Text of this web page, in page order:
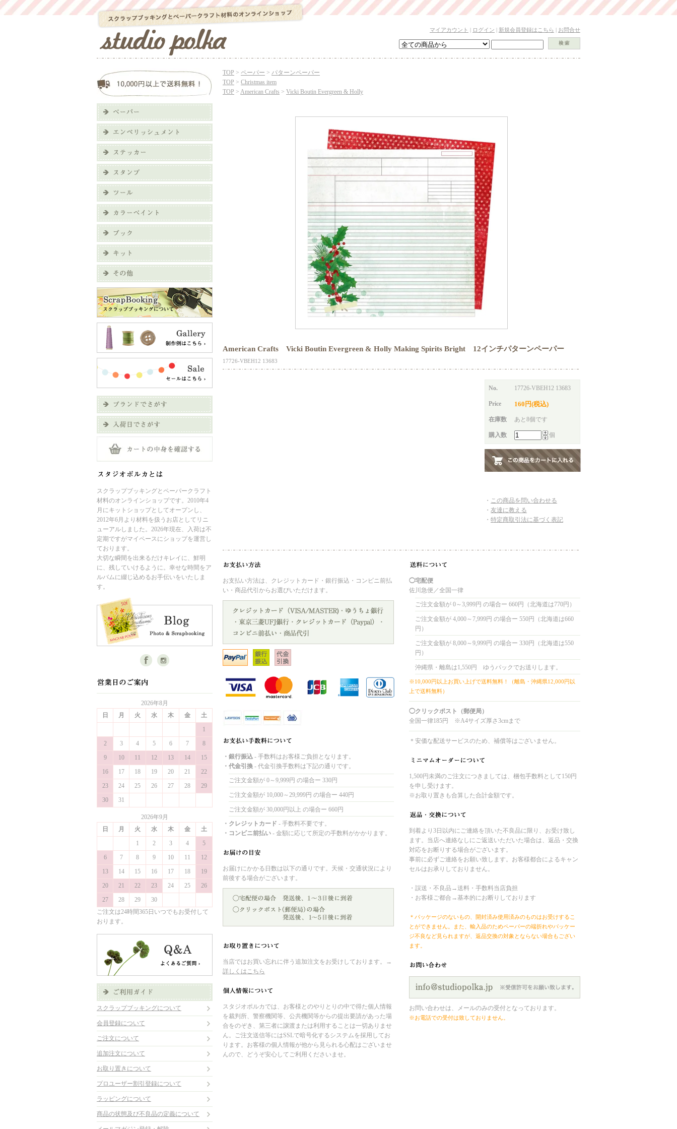
マイアカウント | ログイン | 新規会員登録はこちら | お問合せ
スクラップブッキングとペーパークラフト
材料のオンラインショップです。2010年4
月にキットショップとしてオープンし、
2012年6月より材料を扱うお店としてリニ
ューアルしました。2026年現在、入荷は不
定期ですがマイペースにショップを運営し
ております。
大切な瞬間を出来るだけキレイに、鮮明
に、残していけるように。幸せな時間をア
ルバムに綴じ込めるお手伝いをいたしま
す。
2026年8月
日
月 火 水 木 金
土
1
2
3 4 5 6 7
8
9
10 11 12 13 14
15
16
17 18 19 20 21
22
23
24 25 26 27 28
29
30
31
2026年9月
日
月 火 水 木 金
土
1
2 3 4
5
6
7 8 9 10 11
12
13
14 15 16 17 18
19
20
21 22 23 24 25
26
27
28 29
30
ご注文は24時間365日いつでもお受付して
おります。
スクラップブッキングについて
会員登録について
ご注文について
追加注文について
お取り置きについて
プロユーザー割引登録について
ラッピングについて
商品の状態及び不良品の定義について
TOP > ペーパー > パターンペーパー
TOP > Christmas item
TOP > American Crafts > Vicki Boutin Evergreen & Holly
American Crafts Vicki Boutin Evergreen & Holly Making Spirits Bright 12インチパターンペーパー
17726-VBEH12 13683
No. 17726-VBEH12 13683
Price 160円(税込)
在庫数 あと8個です
購入数 個
・ この商品を問い合わせる
・ 友達に教える
・ 特定商取引法に基づく表記
お支払い方法は、クレジットカード・銀行振込・コンビニ前払
い・商品代引からお選びいただけます。
・銀行振込 - 手数料はお客様ご負担となります。
・代金引換 - 代金引換手数料は下記の通りです。
ご注文金額が 0～9,999円 の場合ー 330円
ご注文金額が 10,000～29,999円 の場合ー 440円
ご注文金額が 30,000円以上 の場合ー 660円
・クレジットカード - 手数料不要です。
・コンビニ前払い - 金額に応じて所定の手数料がかかります。
お届けにかかる日数は以下の通りです。天候・交通状況により
前後する場合がございます。
当店ではお買い忘れに伴う追加注文をお受けしております。→
詳しくはこちら
スタジオポルカでは、お客様とのやりとりの中で得た個人情報
を裁判所、警察機関等、公共機関等からの提出要請があった場
合をのぞき、第三者に譲渡または利用することは一切ありませ
ん。ご注文送信等にはSSLで暗号化するシステムを採用してお
ります。お客様の個人情報が他から見られる心配はございませ
んので、どうぞ安心してご利用くださいませ。
◯宅配便
佐川急便／全国一律
ご注文金額が 0～3,999円 の場合ー 660円（北海道は770円）
ご注文金額が 4,000～7,999円 の場合ー 550円（北海道は660
円）
ご注文金額が 8,000～9,999円 の場合ー 330円（北海道は550
円）
沖縄県・離島は1,550円 ゆうパックでお送りします。
※10,000円以上お買い上げで送料無料！（離島・沖縄県12,000円以
上で送料無料）
◯クリックポスト（郵便局）
全国一律185円 ※A4サイズ厚さ3cmまで
＊安価な配送サービスのため、補償等はございません。
1,500円未満のご注文につきましては、梱包手数料として150円
を申し受けます。
※お取り置きも合算した合計金額です。
到着より3日以内にご連絡を頂いた不良品に限り、お受け致し
ます。当店へ連絡なしにご返送いただいた場合は、返品・交換
対応をお断りする場合がございます。
事前に必ずご連絡をお願い致します。お客様都合によるキャン
セルはお承りしておりません。
・誤送・不良品→送料・手数料当店負担
・お客様ご都合→基本的にお断りしております
＊パッケージのないもの、開封済み使用済みのものはお受けするこ
とができません。また、輸入品のためペーパーの端折れやパッケー
ジ不良など見られますが、返品交換の対象とならない場合もござい
ます。
お問い合わせは、メールのみの受付となっております。
※お電話での受付は致しておりません。